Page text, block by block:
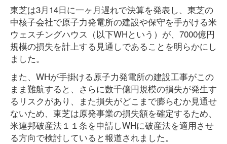
東芝は3月14日に一ヶ月遅れで決算を発表し、東芝の
中核子会社で原子力発電所の建設や保守を手がける米
ウェスチングハウス（以下WHという）が、7000億円
規模の損失を計上する見通しであることを明らかにし
ました。
また、WHが手掛ける原子力発電所の建設工事がこの
まま難航すると、さらに数千億円規模の損失が発生す
るリスクがあり、また損失がどこまで膨らむか見通せ
ないため、東芝は原発事業の損失額を確定するため、
米連邦破産法１１条を申請しWHに破産法を適用させ
る方向で検討していると報道されました。